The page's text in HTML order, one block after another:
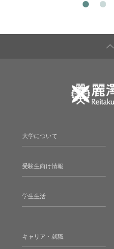
大学について
受験生向け情報
学生生活
キャリア・就職